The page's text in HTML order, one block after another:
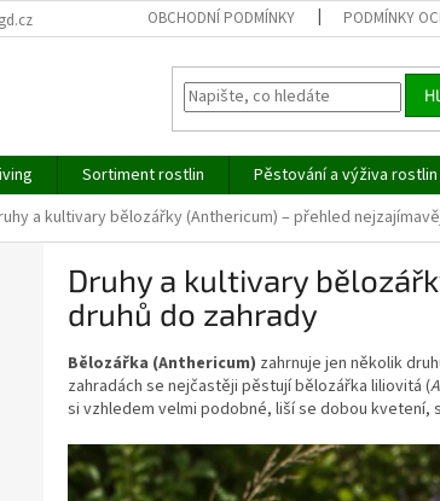
OBCHODNÍ PODMÍNKY PODMÍNKY
Sortiment rostlin Pěstování a výživa rostlin
a kultivary bělozářky (Anthericum) – přehled
Druhy a kultivary
druhů do zahrady
Bělozářka (Anthericum) zahrnuje jen několik
zahradách se nejčastěji pěstují bělozářka liliovitá (
si vzhledem velmi podobné, liší se dobou